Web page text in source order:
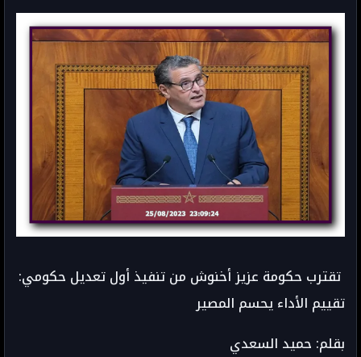
تقترب حكومة عزيز أخنوش من تنفيذ أول تعديل حكومي:
تقييم الأداء يحسم المصير
بقلم: حميد السعدي